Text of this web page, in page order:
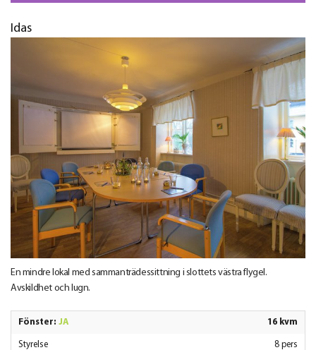
Idas
En mindre lokal med sammanträdessittning i slottets västra flygel.
Avskildhet och lugn.
Fönster: JA 16 kvm
Styrelse 8 pers